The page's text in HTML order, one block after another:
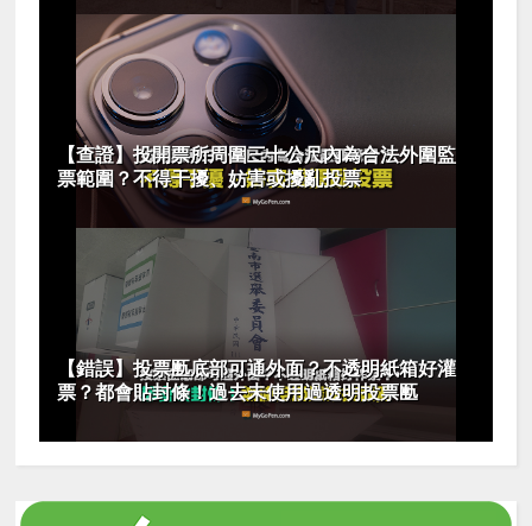
【查證】投開票所周圍三十公尺內為合法外圍監
票範圍？不得干擾、妨害或擾亂投票
【錯誤】投票匭底部可通外面？不透明紙箱好灌
票？都會貼封條！過去未使用過透明投票匭